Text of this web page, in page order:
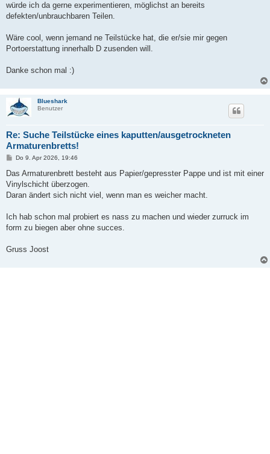
würde ich da gerne experimentieren, möglichst an bereits
defekten/unbrauchbaren Teilen.
Wäre cool, wenn jemand ne Teilstücke hat, die er/sie mir gegen
Portoerstattung innerhalb D zusenden will.
Danke schon mal :)
Blueshark
Benutzer
Re: Suche Teilstücke eines kaputten/ausgetrockneten
Armaturenbretts!
B
i
r
a
Do 9. Apr 2026, 19:46
Das Armaturenbrett besteht aus Papier/gepresster Pappe und ist mit einer
Vinylschicht überzogen.
Daran ändert sich nicht viel, wenn man es weicher macht.
Ich hab schon mal probiert es nass zu machen und wieder zurruck im
form zu biegen aber ohne succes.
Gruss Joost